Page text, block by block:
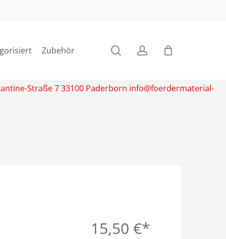
Zubehör searchaccount
Straße 7 33100 Paderborn info@foerdermaterial-
15,50 €